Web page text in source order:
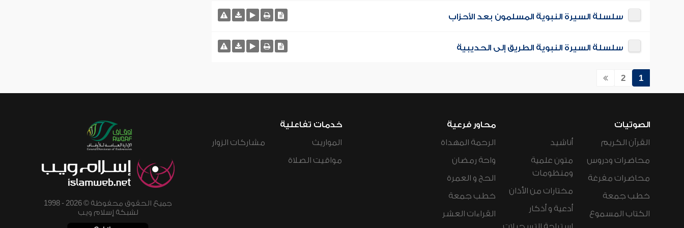
سلسلة السيرة النبوية المسلمون بعد الأحزاب
سلسلة السيرة النبوية الطريق إلى الحديبية
1
2
الصوتيات
القرآن الكريم
محاضرات ودروس
محاضرات مفرغة
خطب جمعة
الكتاب المسموع
أناشيد
متون علمية
ومنظومات
مختارات من الأذان
أدعية و أذكار
محاور فرعية
الرحمة المهداة
واحة رمضان
الحج و العمرة
خطب جمعة
القراءات العشر
خدمات تفاعلية
المواريث
مواقيت الصلاة
مشاركات الزوار
جميع الحقوق محفوظة © 2026 - 1998
لشبكة إسلام ويب